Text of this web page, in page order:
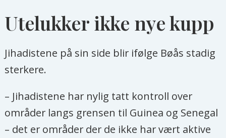
Utelukker ikke nye kupp
Jihadistene på sin side blir ifølge Bøås stadig
sterkere.
– Jihadistene har nylig tatt kontroll over
områder langs grensen til Guinea og Senegal
– det er områder der de ikke har vært aktive